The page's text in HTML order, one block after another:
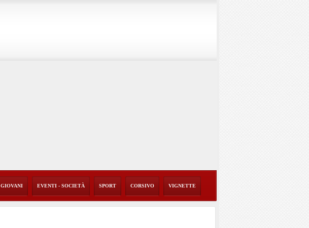
GIOVANI EVENTI - SOCIETÀ SPORT CORSIVO VIGNETTE